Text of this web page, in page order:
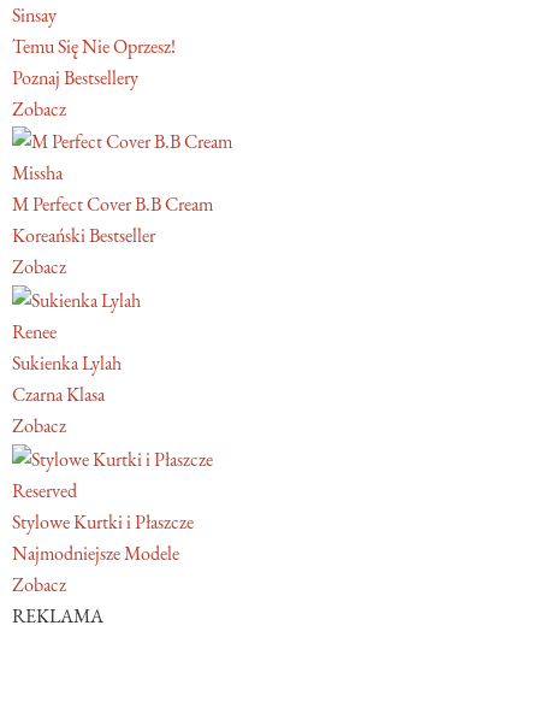
Sinsay
Temu Się Nie Oprzesz!
Poznaj Bestsellery
Zobacz
Missha
M Perfect Cover B.B Cream
Koreański Bestseller
Zobacz
Renee
Sukienka Lylah
Czarna Klasa
Zobacz
Reserved
Stylowe Kurtki i Płaszcze
Najmodniejsze Modele
Zobacz
REKLAMA